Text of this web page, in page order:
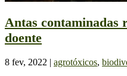
Antas contaminadas
doente
8 fev, 2022 | agrotóxicos,